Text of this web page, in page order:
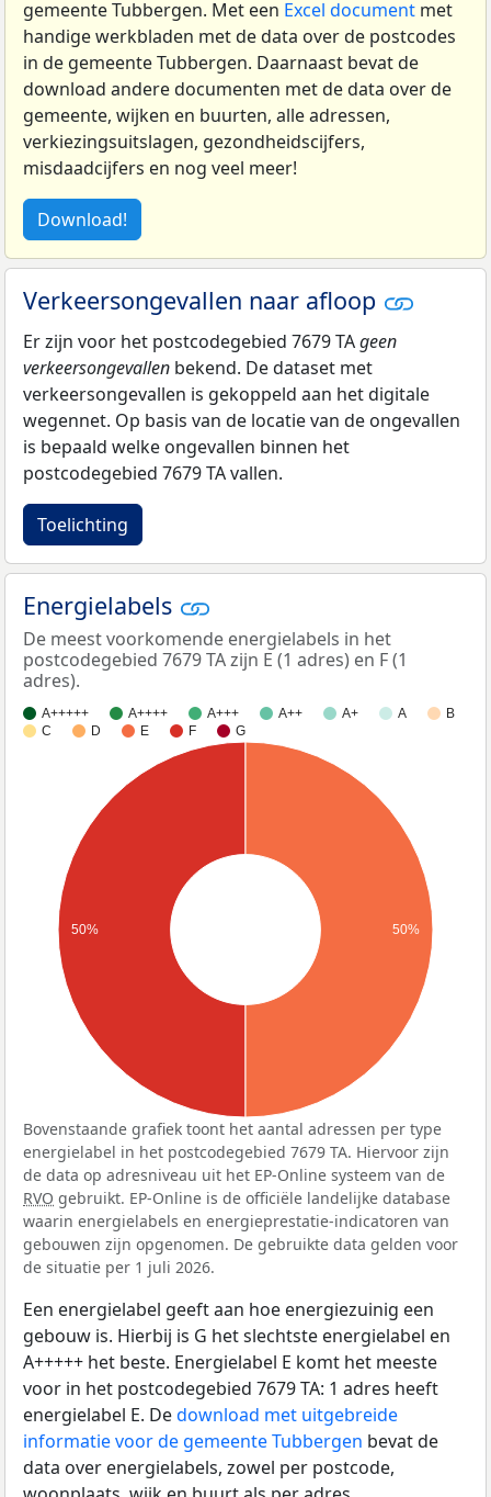
gemeente Tubbergen. Met een Excel document met
handige werkbladen met de data over de postcodes
in de gemeente Tubbergen. Daarnaast bevat de
download andere documenten met de data over de
gemeente, wijken en buurten, alle adressen,
verkiezingsuitslagen, gezondheidscijfers,
misdaadcijfers en nog veel meer!
Download!
Verkeersongevallen naar afloop
Er zijn voor het postcodegebied 7679 TAgeen
verkeersongevallen bekend. De dataset met
verkeersongevallen is gekoppeld aan het digitale
wegennet. Op basis van de locatie van de ongevallen
is bepaald welke ongevallen binnen het
postcodegebied 7679 TA vallen.
Toelichting
Energielabels
De meest voorkomende energielabels in het
postcodegebied 7679 TA zijn E (1 adres) en F (1
adres).
A+++++ A++++ A+++ A++ A+ A
B
C
D E F G
50% 50%
Bovenstaande grafiek toont het aantal adressen per type
energielabel in het postcodegebied 7679 TA. Hiervoor zijn
de data op adresniveau uit het EP-Online systeem van de
RVO gebruikt. EP-Online is de officiële landelijke database
waarin energielabels en energieprestatie-indicatoren van
gebouwen zijn opgenomen. De gebruikte data gelden voor
de situatie per 1 juli 2026.
Een energielabel geeft aan hoe energiezuinig een
gebouw is. Hierbij is G het slechtste energielabel en
A+++++ het beste. Energielabel E komt het meeste
voor in het postcodegebied 7679 TA: 1 adres heeft
energielabel E. Dedownload met uitgebreide
informatie voor de gemeente Tubbergen bevat de
data over energielabels, zowel per postcode,